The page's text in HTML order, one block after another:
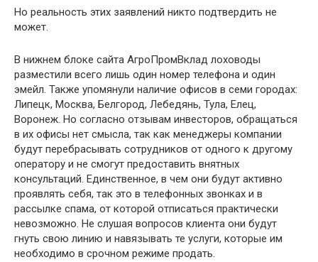
Но реальность этих заявлений никто подтвердить не
может.
В нижнем блоке сайта АгроПромВклад лоховоды
разместили всего лишь один номер телефона и один
эмейл. Также упомянули наличие офисов в семи городах:
Липецк, Москва, Белгород, Лебедянь, Тула, Елец,
Воронеж. Но согласно отзывам инвесторов, обращаться
в их офисы нет смысла, так как менеджеры компании
будут перебрасывать сотрудников от одного к другому
оператору и не смогут предоставить внятных
консультаций. Единственное, в чем они будут активно
проявлять себя, так это в телефонных звонках и в
рассылке спама, от которой отписаться практически
невозможно. Не слушая вопросов клиента они будут
гнуть свою линию и навязывать те услуги, которые им
необходимо в срочном режиме продать.